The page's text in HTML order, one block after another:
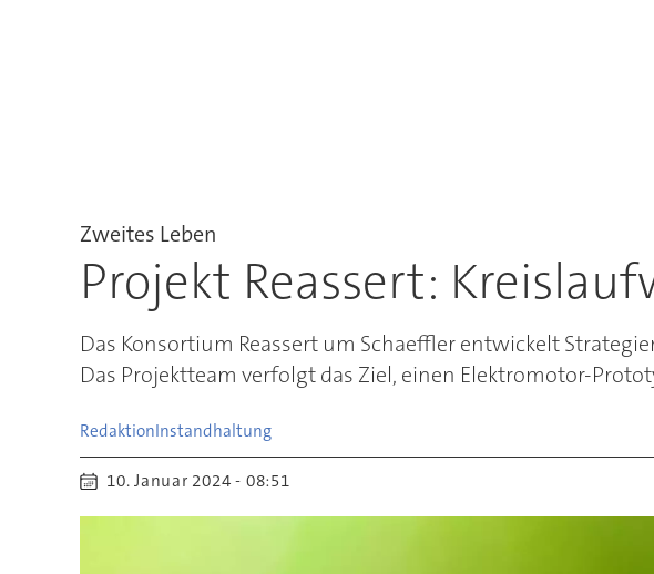
Zweites Leben
Projekt Reassert:
Das Konsortium Reassert um Schaeffler entwickelt
Das Projektteam verfolgt das Ziel, einen Elektromotor-
RedaktionInstandhaltung
10. Januar 2024 - 08:51